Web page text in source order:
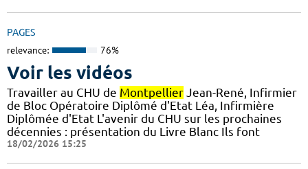
PAGES
relevance: 76%
Voir les vidéos
Travailler au CHU de Montpellier Jean-René, Infirmier
de Bloc Opératoire Diplômé d'Etat Léa, Infirmière
Diplômée d'Etat L'avenir du CHU sur les prochaines
décennies : présentation du Livre Blanc Ils font
18/02/2026 15:25